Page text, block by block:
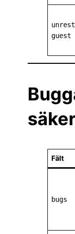
guest
Fält
bugs